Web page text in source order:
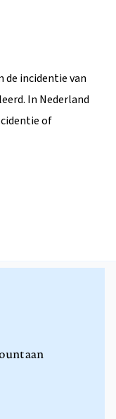
de incidentie van
In Nederland
of
aan